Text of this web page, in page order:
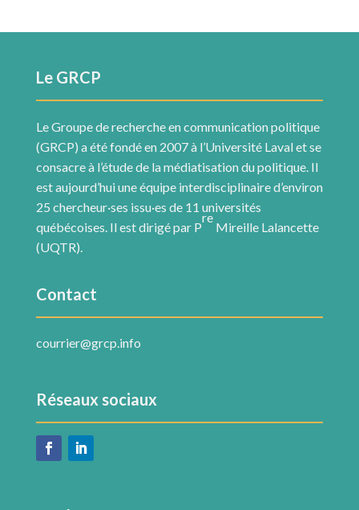
Le GRCP
Le Groupe de recherche en communication politique
(GRCP) a été fondé en 2007 à l’Université Laval et se
consacre à l’étude de la médiatisation du politique. Il
est aujourd’hui une équipe interdisciplinaire d’environ
25 chercheur·ses issu·es de 11 universités
québécoises. Il est dirigé par P
re
Mireille Lalancette
(UQTR).
Contact
courrier@grcp.info
Réseaux sociaux